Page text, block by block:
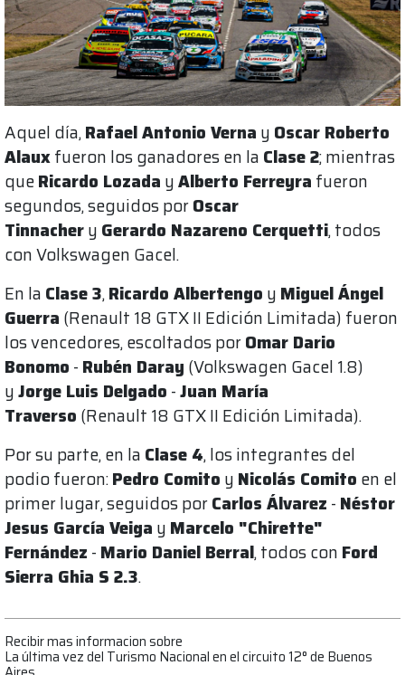
Aquel día,Rafael Antonio Verna y Oscar Roberto
Alauxfueron los ganadores en la Clase 2; mientras
queRicardo Lozada yAlberto Ferreyra fueron
segundos, seguidos porOscar
Tinnachery Gerardo Nazareno Cerquetti, todos
con Volkswagen Gacel.
En la Clase 3,Ricardo Albertengo y Miguel Ángel
Guerra (Renault 18 GTX II Edición Limitada) fueron
los vencedores, escoltados porOmar Dario
Bonomo - Rubén Daray (Volkswagen Gacel 1.8)
yJorge Luis Delgado -Juan María
Traverso (Renault 18 GTX II Edición Limitada).
Por su parte, en la Clase 4, los integrantes del
podio fueron:Pedro Comito y Nicolás Comito en el
primer lugar, seguidos porCarlos Álvarez - Néstor
Jesus García Veiga y Marcelo "Chirette"
Fernández - Mario Daniel Berral, todos con Ford
Sierra Ghia S 2.3.
Recibir mas informacion sobre
La última vez del Turismo Nacional en el circuito 12° de Buenos